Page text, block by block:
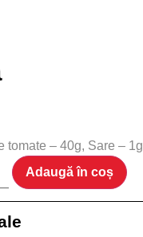
tomate – 40g, Sare – 1g
Adaugă în coș